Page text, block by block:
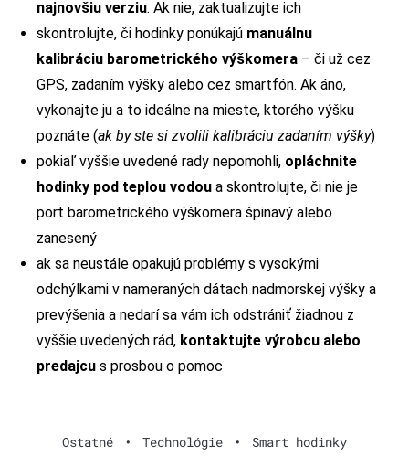
najnovšiu verziu. Ak nie, zaktualizujte ich
skontrolujte, či hodinky ponúkajú manuálnu
kalibráciu barometrického výškomera – či už cez
GPS, zadaním výšky alebo cez smartfón. Ak áno,
vykonajte ju a to ideálne na mieste, ktorého výšku
poznáte (ak by ste si zvolili kalibráciu zadaním výšky)
pokiaľ vyššie uvedené rady nepomohli, opláchnite
hodinky pod teplou vodou a skontrolujte, či nie je
port barometrického výškomera špinavý alebo
zanesený
ak sa neustále opakujú problémy s vysokými
odchýlkami v nameraných dátach nadmorskej výšky a
prevýšenia a nedarí sa vám ich odstrániť žiadnou z
vyššie uvedených rád, kontaktujte výrobcu alebo
predajcu s prosbou o pomoc
Ostatné • Technológie • Smart hodinky